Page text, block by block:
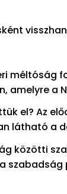
méltóság
amelyre a
el? Az
látható a
közötti
szabadság